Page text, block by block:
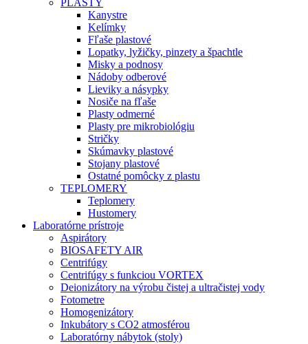
PLASTY
Kanystre
Kelímky
Fľaše plastové
Lopatky, lyžičky, pinzety a špachtle
Misky a podnosy
Nádoby odberové
Lieviky a násypky
Nosiče na fľaše
Plasty odmerné
Plasty pre mikrobiológiu
Stričky
Skúmavky plastové
Stojany plastové
Ostatné pomôcky z plastu
TEPLOMERY
Teplomery
Hustomery
Laboratórne prístroje
Aspirátory
BIOSAFETY AIR
Centrifúgy
Centrifúgy s funkciou VORTEX
Deionizátory na výrobu čistej a ultračistej vody
Fotometre
Homogenizátory
Inkubátory s CO2 atmosférou
Laboratórny nábytok (stoly)